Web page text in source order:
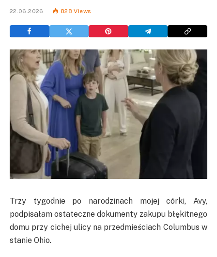
22.06.2026 828Views
Trzy tygodnie po narodzinach mojej córki, Avy,
podpisałam ostateczne dokumenty zakupu błękitnego
domu przy cichej ulicy na przedmieściach Columbus w
stanie Ohio.